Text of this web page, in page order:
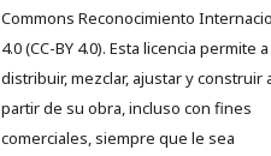
Commons Reconocimiento
4.0 (CC-BY 4.0). Esta licencia permite
distribuir, mezclar, ajustar y construir
partir de su obra, incluso con fines
comerciales, siempre que le sea